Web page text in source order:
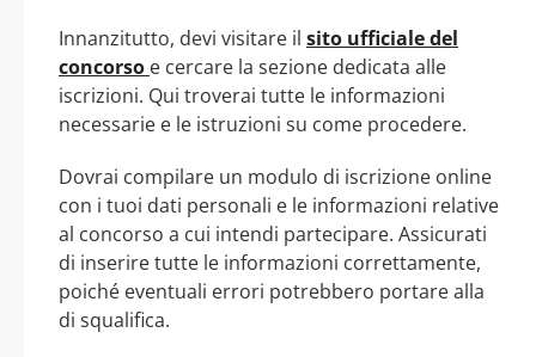
Innanzitutto, devi visitare il sito ufficiale del
concorso e cercare la sezione dedicata alle
iscrizioni. Qui troverai tutte le informazioni
necessarie e le istruzioni su come procedere.
Dovrai compilare un modulo di iscrizione online
con i tuoi dati personali e le informazioni relative
al concorso a cui intendi partecipare. Assicurati
di inserire tutte le informazioni correttamente,
poiché eventuali errori potrebbero portare alla
di squalifica.